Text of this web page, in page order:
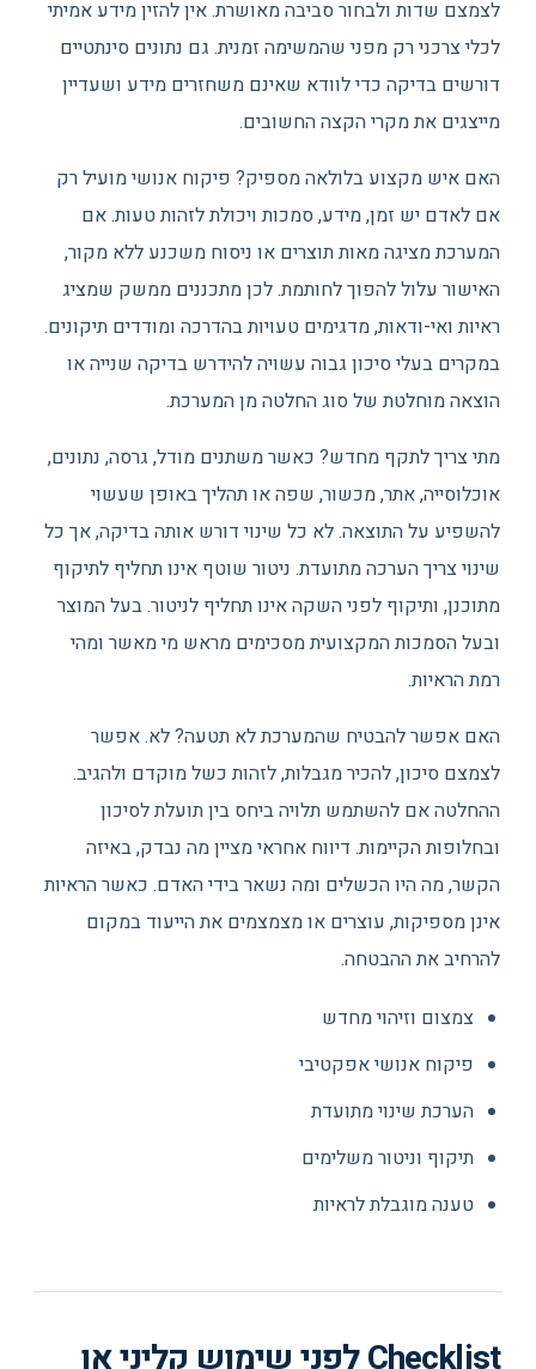
לצמצם שדות ולבחור סביבה מאושרת. אין להזין מידע אמיתי
לכלי צרכני רק מפני שהמשימה זמנית. גם נתונים סינתטיים
דורשים בדיקה כדי לוודא שאינם משחזרים מידע ושעדיין
מייצגים את מקרי הקצה החשובים.
האם איש מקצוע בלולאה מספיק? פיקוח אנושי מועיל רק
אם לאדם יש זמן, מידע, סמכות ויכולת לזהות טעות. אם
המערכת מציגה מאות תוצרים או ניסוח משכנע ללא מקור,
האישור עלול להפוך לחותמת. לכן מתכננים ממשק שמציג
ראיות ואי-ודאות, מדגימים טעויות בהדרכה ומודדים תיקונים.
במקרים בעלי סיכון גבוה עשויה להידרש בדיקה שנייה או
הוצאה מוחלטת של סוג החלטה מן המערכת.
מתי צריך לתקף מחדש? כאשר משתנים מודל, גרסה, נתונים,
אוכלוסייה, אתר, מכשור, שפה או תהליך באופן שעשוי
להשפיע על התוצאה. לא כל שינוי דורש אותה בדיקה, אך כל
שינוי צריך הערכה מתועדת. ניטור שוטף אינו תחליף לתיקוף
מתוכנן, ותיקוף לפני השקה אינו תחליף לניטור. בעל המוצר
ובעל הסמכות המקצועית מסכימים מראש מי מאשר ומהי
רמת הראיות.
האם אפשר להבטיח שהמערכת לא תטעה? לא. אפשר
לצמצם סיכון, להכיר מגבלות, לזהות כשל מוקדם ולהגיב.
ההחלטה אם להשתמש תלויה ביחס בין תועלת לסיכון
ובחלופות הקיימות. דיווח אחראי מציין מה נבדק, באיזה
הקשר, מה היו הכשלים ומה נשאר בידי האדם. כאשר הראיות
אינן מספיקות, עוצרים או מצמצמים את הייעוד במקום
להרחיב את ההבטחה.
צמצום וזיהוי מחדש
פיקוח אנושי אפקטיבי
הערכת שינוי מתועדת
תיקוף וניטור משלימים
טענה מוגבלת לראיות
Checklist לפני שימוש קליני או